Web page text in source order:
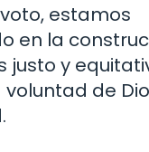
estamos
en la
justo y
voluntad de